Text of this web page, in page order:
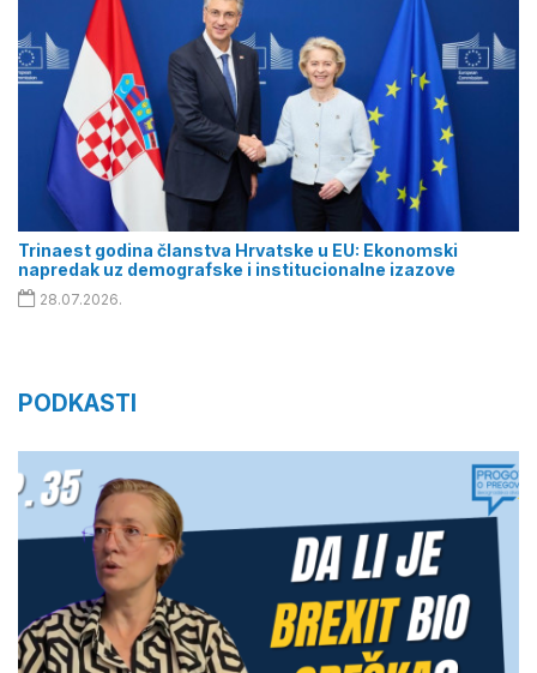
Trinaest godina članstva Hrvatske u EU: Ekonomski
napredak uz demografske i institucionalne izazove
28.07.2026.
PODKASTI